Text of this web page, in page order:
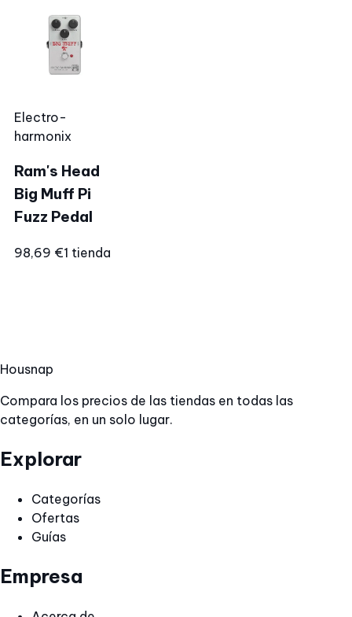
Electro-
harmonix
Ram's Head
Big Muff Pi
Fuzz Pedal
98,69 €1 tienda
Housnap
Compara los precios de las tiendas en todas las
categorías, en un solo lugar.
Explorar
Categorías
Ofertas
Guías
Empresa